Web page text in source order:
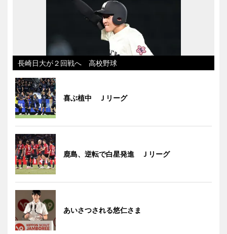
長崎日大が２回戦へ 高校野球
喜ぶ植中 Ｊリーグ
鹿島、逆転で白星発進 Ｊリーグ
あいさつされる悠仁さま